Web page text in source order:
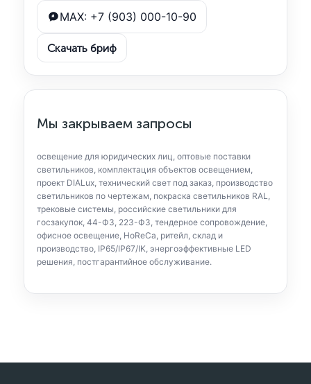
MAX: +7 (903) 000-10-90
Скачать бриф
Мы закрываем запросы
освещение для юридических лиц, оптовые поставки
светильников, комплектация объектов освещением,
проект DIALux, технический свет под заказ, производство
светильников по чертежам, покраска светильников RAL,
трековые системы, российские светильники для
госзакупок, 44-ФЗ, 223-ФЗ, тендерное сопровождение,
офисное освещение, HoReCa, ритейл, склад и
производство, IP65/IP67/IK, энергоэффективные LED
решения, постгарантийное обслуживание.